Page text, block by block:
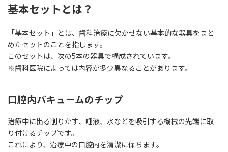
基本セットとは？
「基本セット」とは、歯科治療に欠かせない基本的な器具をまと
めたセットのことを指します。
このセットは、次の5本の器具で構成されています。
※歯科医院によっては内容が多少異なることがあります。
口腔内バキュームのチップ
治療中に出る削りかす、唾液、水などを吸引する機械の先端に取
り付けるチップです。
これにより、治療中の口腔内を清潔に保ちます。